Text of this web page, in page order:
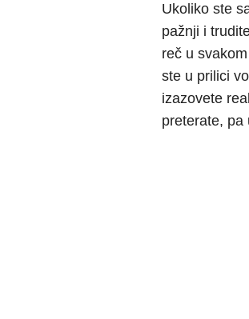
Ukoliko ste
pažnji i
reč u
ste u prilici
izazovete
preterate, pa